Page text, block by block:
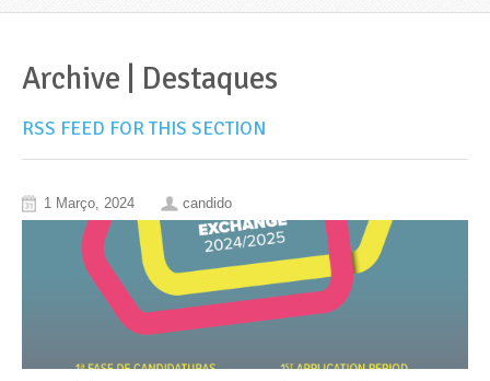
Archive | Destaques
RSS FEED FOR THIS SECTION
1 Março, 2024 candido